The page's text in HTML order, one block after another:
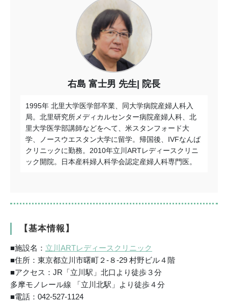
右島 富士男 先生 院長
1995年 北里大学医学部卒業、同大学病院産婦人科入
局。北里研究所メディカルセンター病院産婦人科、北
里大学医学部講師などをへて、米スタンフォード大
学、ノースウエスタン大学に留学。帰国後、 IVFなんば
クリニックに勤務。 2010年立川 ARTレディースクリニ
ック開院。日本産科婦人科学会認定産婦人科専門医。
【基本情報】
■施設名： 立川ARTレディースクリニック
■住所：東京都立川市曙町２-８-29 村野ビル４階
■アクセス：JR「立川駅」北口より徒歩３分
多摩モノレール線 「立川北駅」より徒歩４分
■電話：042-527-1124